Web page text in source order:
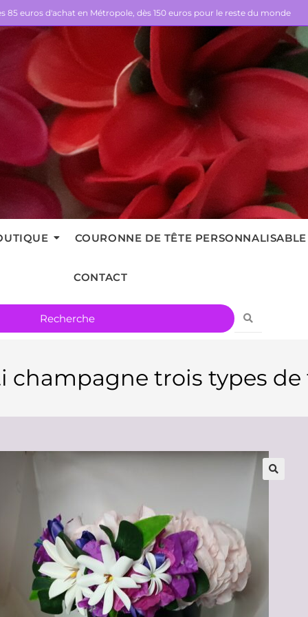
euros d'achat en Métropole, dès 150 euros pour le reste du monde
COURONNE DE TÊTE PERSONNALISABLE
CONTACT
champagne trois types